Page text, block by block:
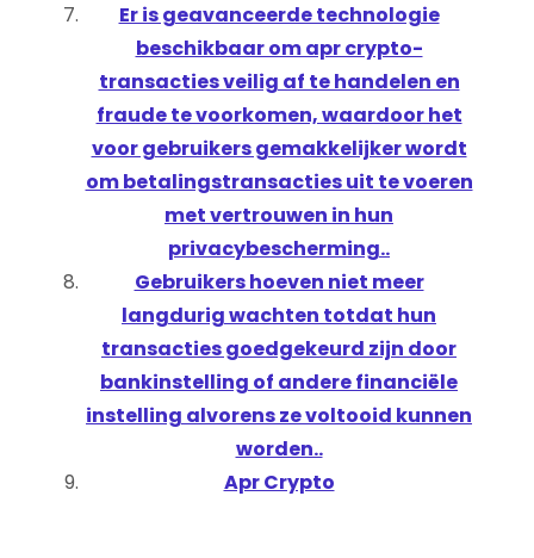
Er is geavanceerde technologie
beschikbaar om apr crypto-
transacties veilig af te handelen en
fraude te voorkomen, waardoor het
voor gebruikers gemakkelijker wordt
om betalingstransacties uit te voeren
met vertrouwen in hun
privacybescherming..
Gebruikers hoeven niet meer
langdurig wachten totdat hun
transacties goedgekeurd zijn door
bankinstelling of andere financiële
instelling alvorens ze voltooid kunnen
worden..
Apr Crypto